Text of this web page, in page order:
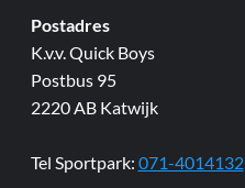
Postadres
K.v.v. Quick Boys
Postbus 95
2220 AB Katwijk
Tel Sportpark: 071-4014132